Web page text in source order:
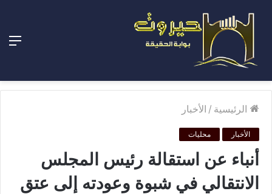
الرئيسية / الأخبار
الأخبار محليات
أنباء عن استقالة رئيس المجلس
الانتقالي في شبوة وعودته إلى عتق